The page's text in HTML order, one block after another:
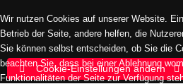
Cookie-Einstellungen ändern
Wir nutzen Cookies auf unserer Website.
Betrieb der Seite, andere helfen, die
Sie können selbst entscheiden, ob Sie die
beachten Sie, dass bei einer Ablehnung
Funktionalitäten der Seite zur Verfügung